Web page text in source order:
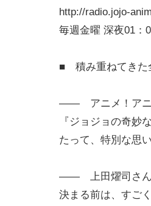
http://radio.jojo-
毎週金曜 深夜01：
■ 積み重ねてきた
―― アニメ！アニ
『ジョジョの奇妙
たって、特別な思
―― 上田燿司さん
決まる前は、すご